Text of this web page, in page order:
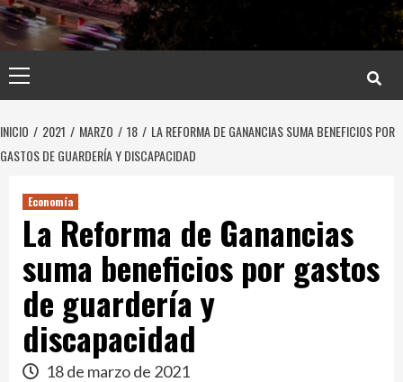
principal
INICIO 2021 MARZO 18
LA REFORMA DE GANANCIAS SUMA BENEFICIOS POR
GASTOS DE GUARDERÍA Y DISCAPACIDAD
Economía
La Reforma de Ganancias
suma beneficios por gastos
de guardería y
discapacidad
18 de marzo de 2021